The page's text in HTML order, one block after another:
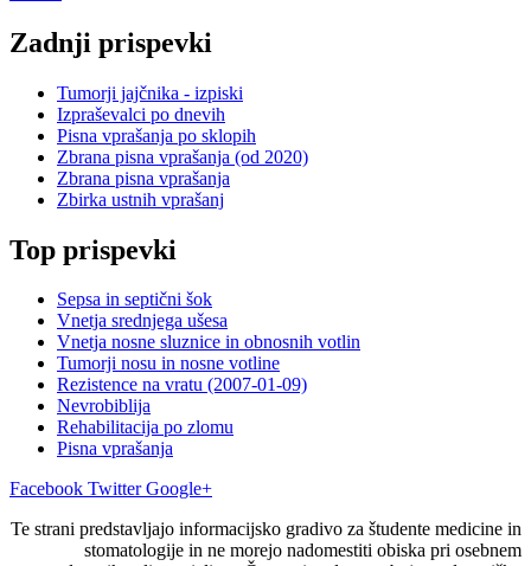
Zadnji prispevki
Tumorji jajčnika - izpiski
Izpraševalci po dnevih
Pisna vprašanja po sklopih
Zbrana pisna vprašanja (od 2020)
Zbrana pisna vprašanja
Zbirka ustnih vprašanj
Top prispevki
Sepsa in septični šok
Vnetja srednjega ušesa
Vnetja nosne sluznice in obnosnih votlin
Tumorji nosu in nosne votline
Rezistence na vratu (2007-01-09)
Nevrobiblija
Rehabilitacija po zlomu
Pisna vprašanja
Facebook Twitter Google+
Te strani predstavljajo informacijsko gradivo za študente medicine in
stomatologije in ne morejo nadomestiti obiska pri osebnem